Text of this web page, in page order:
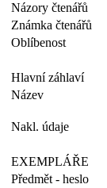
Názory čtenářů
Známka čtenářů
Oblíbenost
Hlavní záhlaví
Název
Nakl. údaje
EXEMPLÁŘE
Předmět - heslo